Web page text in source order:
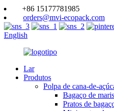
+86 15177781985
orders@mvi-ecopack.com
English
Lar
Produtos
Polpa de cana-de-
Bagaço de
Pratos de